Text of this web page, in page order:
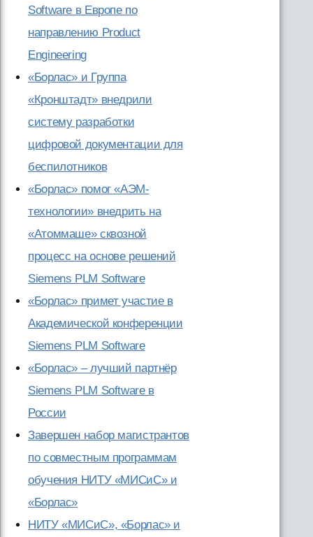
Software в Европе по
направлению Product
Engineering
«Борлас» и Группа
«Кронштадт» внедрили
систему разработки
цифровой документации для
беспилотников
«Борлас» помог «АЭМ-
технологии» внедрить на
«Атоммаше» сквозной
процесс на основе решений
Siemens PLM Software
«Борлас» примет участие в
Академической конференции
Siemens PLM Software
«Борлас» – лучший партнёр
Siemens PLM Software в
России
Завершен набор магистрантов
по совместным программам
обучения НИТУ «МИСиС» и
«Борлас»
НИТУ «МИСиС», «Борлас» и